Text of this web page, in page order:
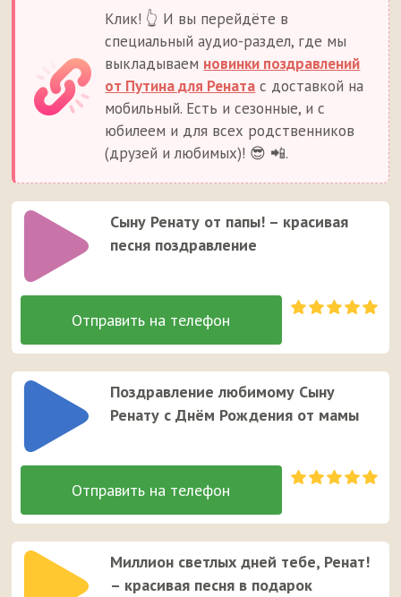
Клик! 👆 И вы перейдёте в
специальный аудио-раздел, где мы
выкладываем новинки поздравлений
от Путина для Рената с доставкой на
мобильный. Есть и сезонные, и с
юбилеем и для всех родственников
(друзей и любимых)! 😎 📲.
Сыну Ренату от папы! – красивая
песня поздравление
Поздравление любимому Сыну
Ренату с Днём Рождения от мамы
Миллион светлых дней тебе, Ренат!
– красивая песня в подарок